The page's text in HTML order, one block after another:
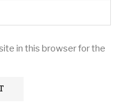
in this browser for the